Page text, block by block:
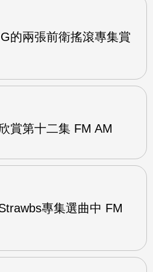
的兩張前衛搖滾專集賞
賞第十二集 FM AM
專集選曲中 FM